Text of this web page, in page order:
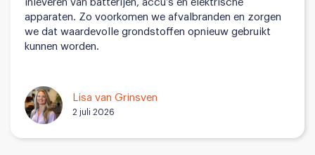
inleveren van batterijen, accu’s en elektrische
apparaten. Zo voorkomen we afvalbranden en zorgen
we dat waardevolle grondstoffen opnieuw gebruikt
kunnen worden.
Lisa van Grinsven
2 juli 2026